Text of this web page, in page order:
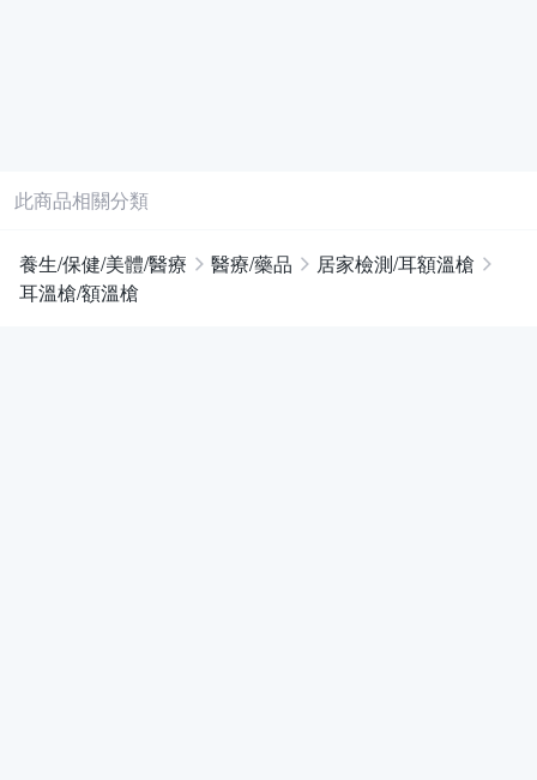
此商品相關分類
養生/保健/美體/醫療 醫療/藥品
居家檢測/耳額溫槍
耳溫槍/額溫槍